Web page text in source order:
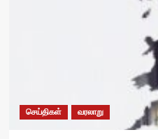
செய்திகள் வரலாறு